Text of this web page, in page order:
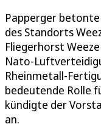
Papperger
des Standorts
Fliegerhorst
Nato-
Rheinmetall-
bedeutende Rolle
kündigte der
an.